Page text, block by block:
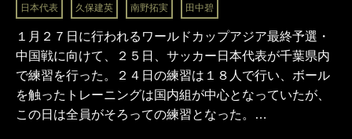
日本代表 久保建英 南野拓実 田中碧
１月２７日に行われるワールドカップアジア最終予選・
中国戦に向けて、２５日、サッカー日本代表が千葉県内
で練習を行った。２４日の練習は１８人で行い、ボール
を触ったトレーニングは国内組が中心となっていたが、
この日は全員がそろっての練習となった。…